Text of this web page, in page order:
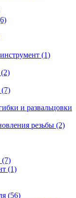
(1)
(7)
и развальцовки
резьбы (2)
(7)
(1)
(56)